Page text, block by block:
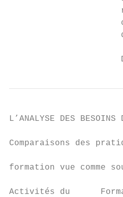
L’ANALYSE DES
Comparaisons des
formation vue comme
Activités du